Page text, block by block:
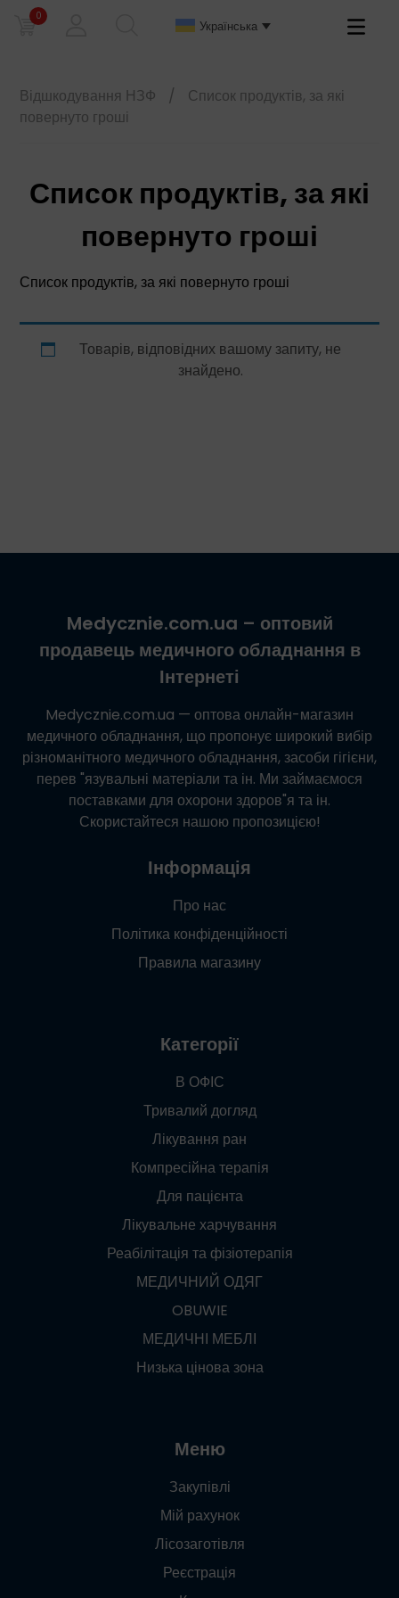
0
Українська
Primary
Відшкодування НЗФ /
Список продуктів, за які
повернуто гроші
Список продуктів, за які
повернуто гроші
Список продуктів, за які повернуто гроші
Товарів, відповідних вашому запиту, не
знайдено.
Medycznie.com.ua – оптовий
продавець медичного обладнання в
Інтернеті
Medycznie.com.ua — оптова онлайн-магазин
медичного обладнання, що пропонує широкий вибір
різноманітного медичного обладнання, засоби гігієни,
перев "язувальні матеріали та ін. Ми займаємося
поставками для охорони здоров"я та ін.
Скористайтеся нашою пропозицією!
Інформація
Про нас
Політика конфіденційності
Правила магазину
Категорії
В ОФІС
Тривалий догляд
Лікування ран
Компресійна терапія
Для пацієнта
Лікувальне харчування
Реабілітація та фізіотерапія
МЕДИЧНИЙ ОДЯГ
OBUWIE
МЕДИЧНІ МЕБЛІ
Низька цінова зона
Меню
Закупівлі
Мій рахунок
Лісозаготівля
Реєстрація